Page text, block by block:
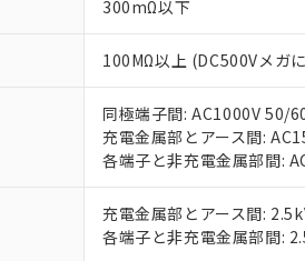
300mΩ以下
100MΩ以上 (DC500Vメガ
同極端子間: AC1000V 50/
充電金属部とアース間:
各端子と非充電金属部間:
充電金属部とアース間:
各端子と非充電金属部間:
正式な納期
当社販売員
オムロン制御
在庫状況お
す。
マイパーツ
ている必要が
お客様が当
但し、RoHS指令で産業
フタル酸エステル類の
※2 対応予定月
部品在庫の切り替
※3 非含有証明
Pb(鉛) :1000ppm、 Hg(
DEHP(フタル酸ビス(2-
※2 環境保護使
「ｅ」：有害物質
「10」：通常の使
味します。
「－」：未確認で
当社は貴社
置等に一切使
また当社は
たしません。
－
在庫な
機器販売
空
白
受注生